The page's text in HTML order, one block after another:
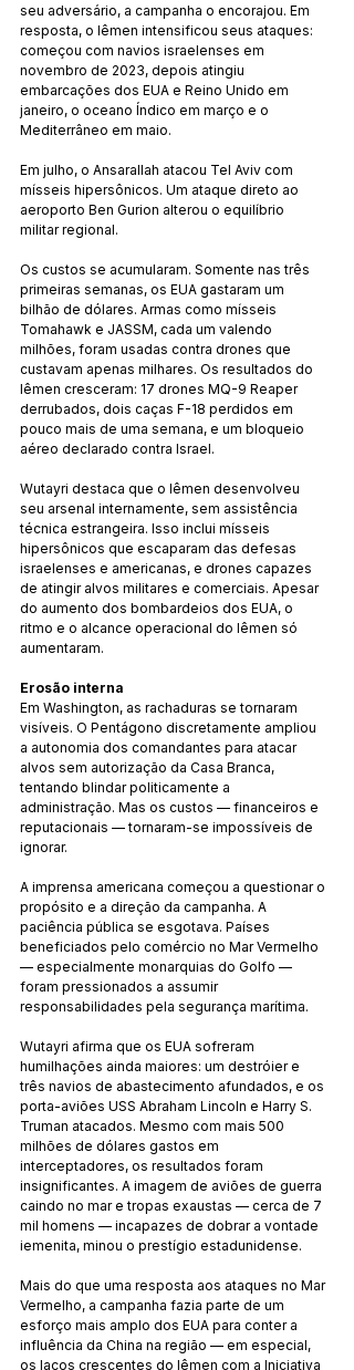
seu adversário, a campanha o encorajou. Em
resposta, o Iêmen intensificou seus ataques:
começou com navios israelenses em
novembro de 2023, depois atingiu
embarcações dos EUA e Reino Unido em
janeiro, o oceano Índico em março e o
Mediterrâneo em maio.
Em julho, o Ansarallah atacou Tel Aviv com
mísseis hipersônicos. Um ataque direto ao
aeroporto Ben Gurion alterou o equilíbrio
militar regional.
Os custos se acumularam. Somente nas três
primeiras semanas, os EUA gastaram um
bilhão de dólares. Armas como mísseis
Tomahawk e JASSM, cada um valendo
milhões, foram usadas contra drones que
custavam apenas milhares. Os resultados do
Iêmen cresceram: 17 drones MQ-9 Reaper
derrubados, dois caças F-18 perdidos em
pouco mais de uma semana, e um bloqueio
aéreo declarado contra Israel.
Wutayri destaca que o Iêmen desenvolveu
seu arsenal internamente, sem assistência
técnica estrangeira. Isso inclui mísseis
hipersônicos que escaparam das defesas
israelenses e americanas, e drones capazes
de atingir alvos militares e comerciais. Apesar
do aumento dos bombardeios dos EUA, o
ritmo e o alcance operacional do Iêmen só
aumentaram.
Erosão interna
Em Washington, as rachaduras se tornaram
visíveis. O Pentágono discretamente ampliou
a autonomia dos comandantes para atacar
alvos sem autorização da Casa Branca,
tentando blindar politicamente a
administração. Mas os custos — financeiros e
reputacionais — tornaram-se impossíveis de
ignorar.
A imprensa americana começou a questionar o
propósito e a direção da campanha. A
paciência pública se esgotava. Países
beneficiados pelo comércio no Mar Vermelho
— especialmente monarquias do Golfo —
foram pressionados a assumir
responsabilidades pela segurança marítima.
Wutayri afirma que os EUA sofreram
humilhações ainda maiores: um destróier e
três navios de abastecimento afundados, e os
porta-aviões USS Abraham Lincoln e Harry S.
Truman atacados. Mesmo com mais 500
milhões de dólares gastos em
interceptadores, os resultados foram
insignificantes. A imagem de aviões de guerra
caindo no mar e tropas exaustas — cerca de 7
mil homens — incapazes de dobrar a vontade
iemenita, minou o prestígio estadunidense.
Mais do que uma resposta aos ataques no Mar
Vermelho, a campanha fazia parte de um
esforço mais amplo dos EUA para conter a
influência da China na região — em especial,
os laços crescentes do Iêmen com a Iniciativa